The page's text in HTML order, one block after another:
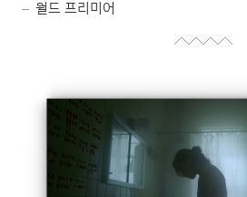
월드 프리미어